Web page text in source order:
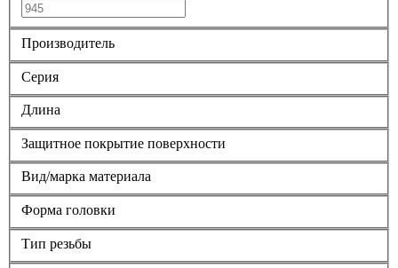
Производитель
Серия
Длина
Защитное покрытие поверхности
Вид/марка материала
Форма головки
Тип резьбы